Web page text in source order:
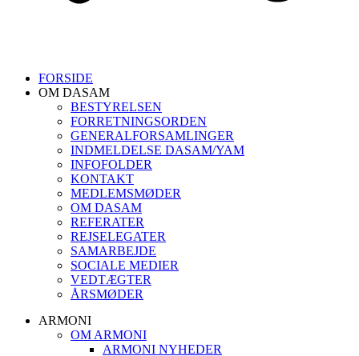
FORSIDE
OM DASAM
BESTYRELSEN
FORRETNINGSORDEN
GENERALFORSAMLINGER
INDMELDELSE DASAM/YAM
INFOFOLDER
KONTAKT
MEDLEMSMØDER
OM DASAM
REFERATER
REJSELEGATER
SAMARBEJDE
SOCIALE MEDIER
VEDTÆGTER
ÅRSMØDER
ARMONI
OM ARMONI
ARMONI NYHEDER